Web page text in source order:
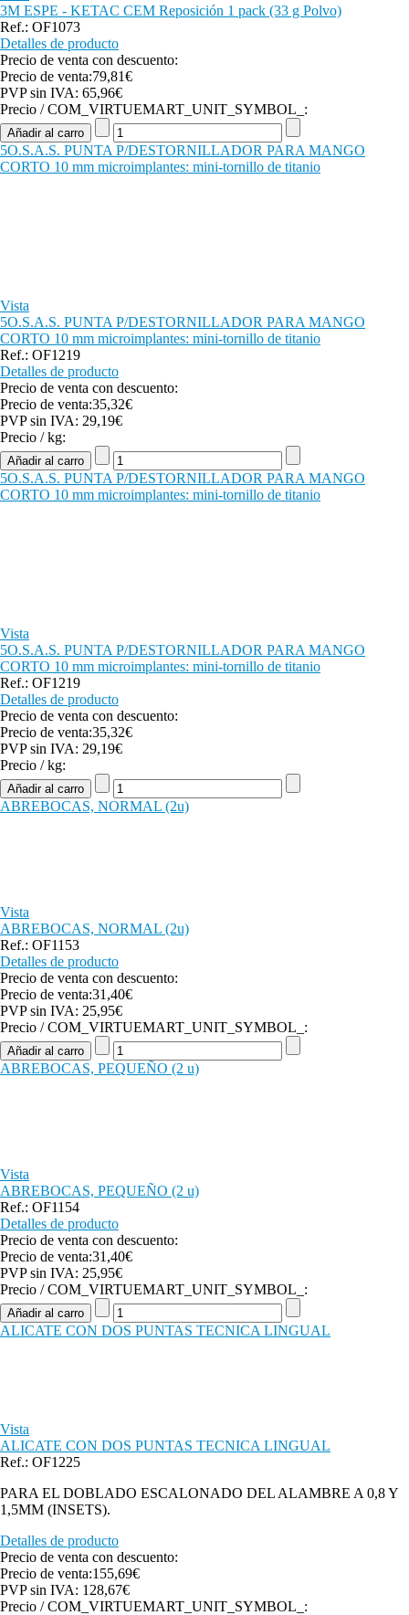
3M ESPE - KETAC CEM Reposición 1 pack (33 g Polvo)
Ref.: OF1073
Detalles de producto
Precio de venta con descuento:
Precio de venta:79,81€
PVP sin IVA: 65,96€
Precio / COM_VIRTUEMART_UNIT_SYMBOL_:
5O.S.A.S. PUNTA P/DESTORNILLADOR PARA MANGO
CORTO 10 mm microimplantes: mini-tornillo de titanio
Vista
5O.S.A.S. PUNTA P/DESTORNILLADOR PARA MANGO
CORTO 10 mm microimplantes: mini-tornillo de titanio
Ref.: OF1219
Detalles de producto
Precio de venta con descuento:
Precio de venta:35,32€
PVP sin IVA: 29,19€
Precio / kg:
5O.S.A.S. PUNTA P/DESTORNILLADOR PARA MANGO
CORTO 10 mm microimplantes: mini-tornillo de titanio
Vista
5O.S.A.S. PUNTA P/DESTORNILLADOR PARA MANGO
CORTO 10 mm microimplantes: mini-tornillo de titanio
Ref.: OF1219
Detalles de producto
Precio de venta con descuento:
Precio de venta:35,32€
PVP sin IVA: 29,19€
Precio / kg:
ABREBOCAS, NORMAL (2u)
Vista
ABREBOCAS, NORMAL (2u)
Ref.: OF1153
Detalles de producto
Precio de venta con descuento:
Precio de venta:31,40€
PVP sin IVA: 25,95€
Precio / COM_VIRTUEMART_UNIT_SYMBOL_:
ABREBOCAS, PEQUEÑO (2 u)
Vista
ABREBOCAS, PEQUEÑO (2 u)
Ref.: OF1154
Detalles de producto
Precio de venta con descuento:
Precio de venta:31,40€
PVP sin IVA: 25,95€
Precio / COM_VIRTUEMART_UNIT_SYMBOL_:
ALICATE CON DOS PUNTAS TECNICA LINGUAL
Vista
ALICATE CON DOS PUNTAS TECNICA LINGUAL
Ref.: OF1225
PARA EL DOBLADO ESCALONADO DEL ALAMBRE A 0,8 Y
1,5MM (INSETS).
Detalles de producto
Precio de venta con descuento:
Precio de venta:155,69€
PVP sin IVA: 128,67€
Precio / COM_VIRTUEMART_UNIT_SYMBOL_: